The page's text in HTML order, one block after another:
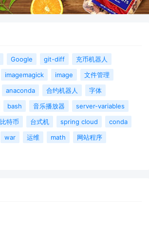
Google git-diff
充币机器人
imagemagick image
文件管理
anaconda 合约机器人
字体
bash 音乐播放器
server-variables
比特币 台式机 spring cloud
conda
war 运维 math
网站程序